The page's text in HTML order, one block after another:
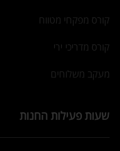
קורס מפקחי מטווח
קורס מדריכי ירי
מעקב משלוחים
שעות פעילות החנות